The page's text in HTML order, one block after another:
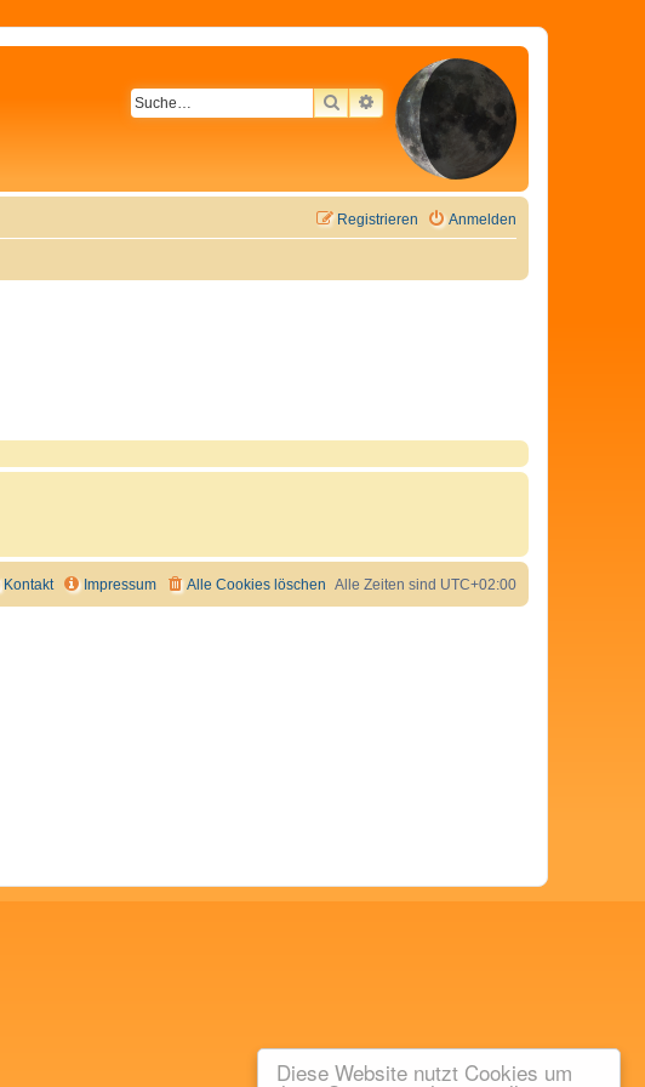
Diese Website nutzt Cookies um
SUCHEERWEITERTE SUCHE
Anmelden
Registrieren
Alle Zeiten sind UTC+02:00
Alle Cookies löschen
Impressum
Kontakt